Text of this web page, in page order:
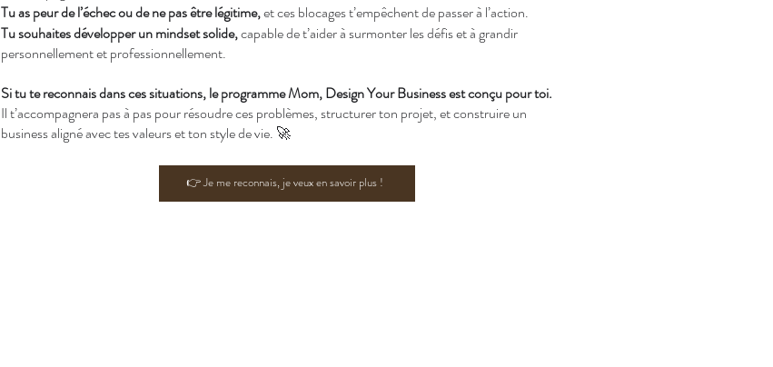
Tu as peur de l’échec ou de ne pas être légitime,et ces blocages t’empêchent de passer à l’action.
Tu souhaites développer un mindset solide,capable de t’aider à surmonter les défis et à grandir
personnellement et professionnellement.
Si tu te reconnais dans ces situations, le programme Mom, Design Your Business est conçu pour toi.
Il t’accompagnera pas à pas pour résoudre ces problèmes, structurer ton projet, et construire un
business aligné avec tes valeurs et ton style de vie. 🚀
👉 Je me reconnais, je veux en savoir plus !